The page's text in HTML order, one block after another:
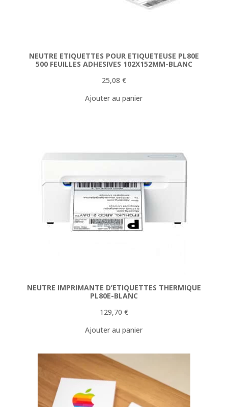
NEUTRE ETIQUETTES POUR ETIQUETEUSE PL80E
500 FEUILLES ADHESIVES 102X152MM-BLANC
25,08 €
Ajouter au panier
NEUTRE IMPRIMANTE D’ETIQUETTES THERMIQUE
PL80E-BLANC
129,70 €
Ajouter au panier